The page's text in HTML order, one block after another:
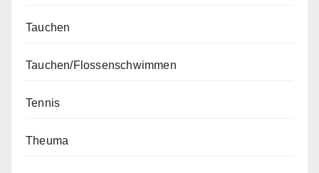
Tauchen
Tauchen/Flossenschwimmen
Tennis
Theuma